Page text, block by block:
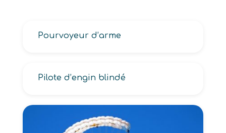
Pourvoyeur d’arme
Pilote d’engin blindé